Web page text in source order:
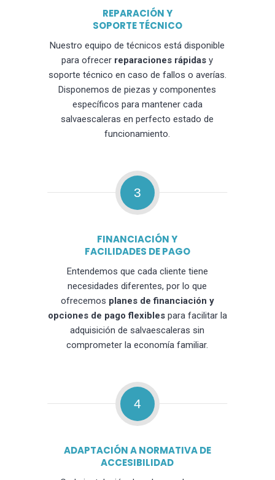
REPARACIÓN Y
SOPORTE TÉCNICO
Nuestro equipo de técnicos está disponible
para ofrecer reparaciones rápidas y
soporte técnico en caso de fallos o averías.
Disponemos de piezas y componentes
específicos para mantener cada
salvaescaleras en perfecto estado de
funcionamiento.
3
FINANCIACIÓN Y
FACILIDADES DE PAGO
Entendemos que cada cliente tiene
necesidades diferentes, por lo que
ofrecemos planes de financiación y
opciones de pago flexiblespara facilitar la
adquisición de salvaescaleras sin
comprometer la economía familiar.
4
ADAPTACIÓN A NORMATIVA DE
ACCESIBILIDAD